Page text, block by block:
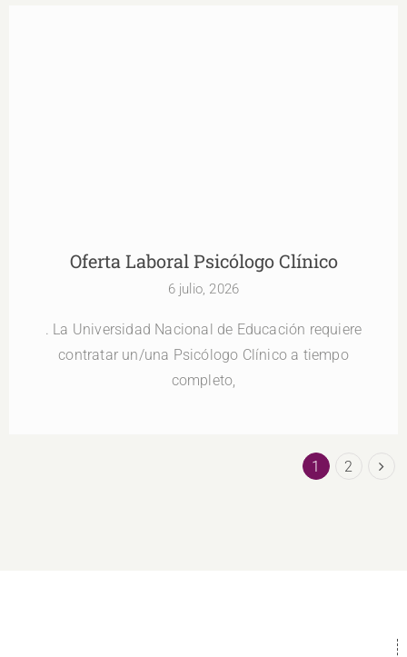
Oferta Laboral Psicólogo Clínico
6 julio, 2026
. La Universidad Nacional de Educación requiere
contratar un/una Psicólogo Clínico a tiempo
completo,
1 2